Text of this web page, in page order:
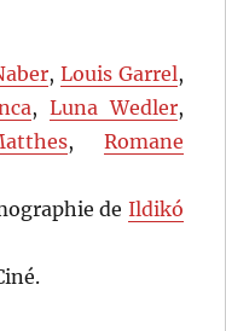
, Louis Garrel,
,Luna Wedler,
, Romane
de Ildikó